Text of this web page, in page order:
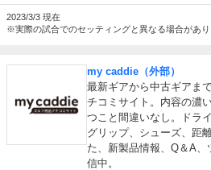
2023/3/3
※実際の試合でのセッティングと異なる場合があ
my caddie（外部）
最新ギアから中古ギアま
チコミサイト。内容の濃
つこと間違いなし。ドラ
グリップ、シューズ、距
た、新製品情報、Q＆A
信中。